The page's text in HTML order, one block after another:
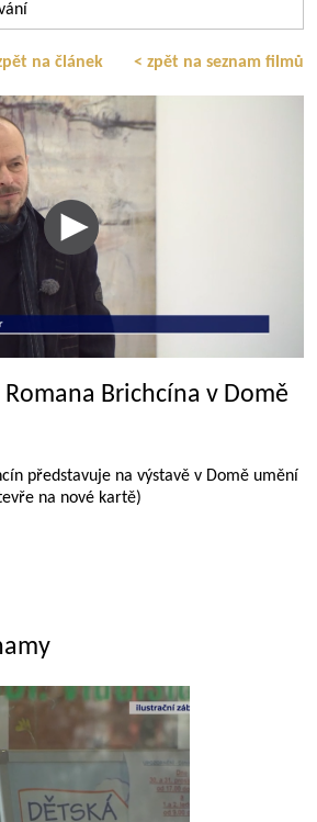
na článek < zpět na seznam filmů
Brichcína v Domě
představuje na výstavě v Domě umění
na nové kartě)